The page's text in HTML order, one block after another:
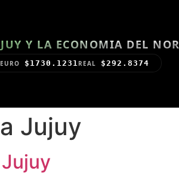
Y LA ECONOMIA DEL
EURO $1730.1231REAL $292.8374
Jujuy